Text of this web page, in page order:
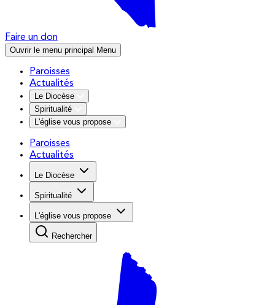
Faire un don
Ouvrir le menu principal Menu
Paroisses
Actualités
Le Diocèse
Spiritualité
L'église vous propose
Paroisses
Actualités
Le Diocèse
Spiritualité
L'église vous propose
Rechercher